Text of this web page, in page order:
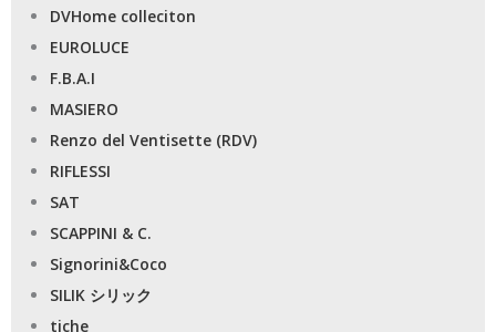
DVHome colleciton
EUROLUCE
F.B.A.I
MASIERO
Renzo del Ventisette (RDV)
RIFLESSI
SAT
SCAPPINI & C.
Signorini&Coco
SILIK シリック
tiche